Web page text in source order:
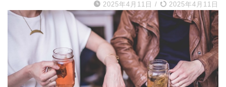
2025年4月11日 / 2025年4月11日